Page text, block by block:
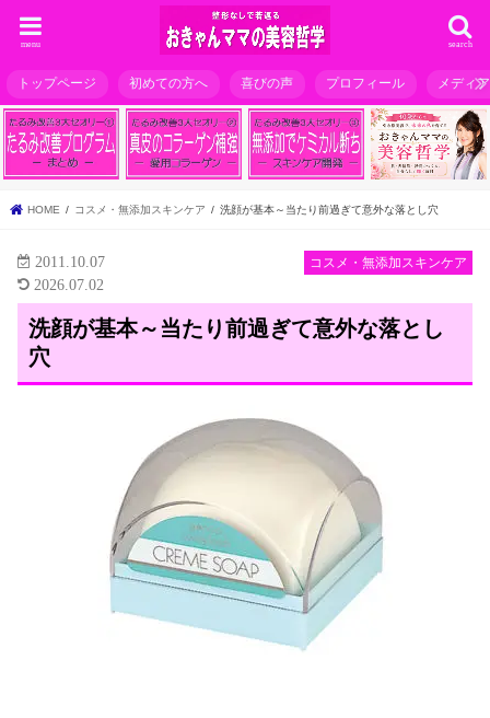
search
menu
トップページ 初めての方へ 喜びの声 プロフィール メディ
HOME コスメ・無添加スキンケア 洗顔が基本～当たり前過ぎて意外な落とし穴
コスメ・無添加スキンケア
2011.10.07
2026.07.02
洗顔が基本～当たり前過ぎて意外な落とし
穴